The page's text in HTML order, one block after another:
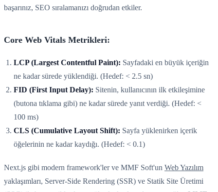
başarınız, SEO sıralamanızı doğrudan etkiler.
Core Web Vitals Metrikleri:
LCP (Largest Contentful Paint): Sayfadaki en büyük içeriğin
ne kadar sürede yüklendiği. (Hedef: < 2.5 sn)
FID (First Input Delay): Sitenin, kullanıcının ilk etkileşimine
(butona tıklama gibi) ne kadar sürede yanıt verdiği. (Hedef: <
100 ms)
CLS (Cumulative Layout Shift): Sayfa yüklenirken içerik
öğelerinin ne kadar kaydığı. (Hedef: < 0.1)
Next.js gibi modern framework'ler ve MMF Soft'un Web Yazılım
yaklaşımları, Server-Side Rendering (SSR) ve Statik Site Üretimi